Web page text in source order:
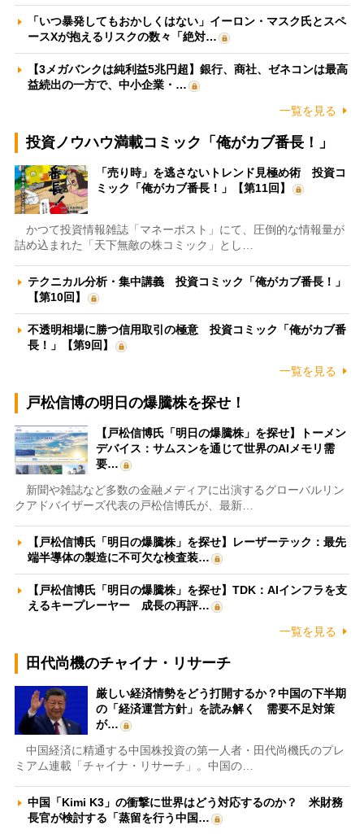
「いつ暴発してもおかしくはない」イーロン・マスク氏とスペ
ースXが抱えるリスクの数々「絶対…
【3メガバンクは純利益5兆円超】銀行、商社、ゼネコンは最高
益続出の一方で、中小企業・…
一覧を見る
投資ノウハウ満載コミック「俺がカブ番長！」
「売り時」を逃さないトレンド見極め術 投資コ
ミック「俺がカブ番長！」【第11回】
かつて投資情報雑誌「マネーポスト」にて、圧倒的な情報量が
詰め込まれた「天下無敵の株コミック」とし…
テクニカル分析・集中講義 投資コミック「俺がカブ番長！」
【第10回】
不透明相場に勝つ信用取引の極意 投資コミック「俺がカブ番
長！」【第9回】
一覧を見る
戸松信博の明日の爆騰株を探せ！
【戸松信博氏「明日の爆騰株」を探せ】トーメン
デバイス：サムスンを通じて世界のAIメモリ需
要…
新聞や雑誌など多数の金融メディアに出演するグローバルリン
クアドバイザーズ代表の戸松信博氏が、最新…
【戸松信博氏「明日の爆騰株」を探せ】レーザーテック：最先
端半導体の製造に不可欠な検査装…
【戸松信博氏「明日の爆騰株」を探せ】TDK：AIインフラを支
えるキープレーヤー 成長の再評…
一覧を見る
田代尚機のチャイナ・リサーチ
厳しい経済情勢をどう打開するか？中国の下半期
の「経済運営方針」を読み解く 需要不足対策
が…
中国経済に精通する中国株投資の第一人者・田代尚機氏のプレ
ミアム連載「チャイナ・リサーチ」。中国の…
中国「Kimi K3」の衝撃に世界はどう対応するのか？ 米財務
長官が検討する「蒸留を行う中国…